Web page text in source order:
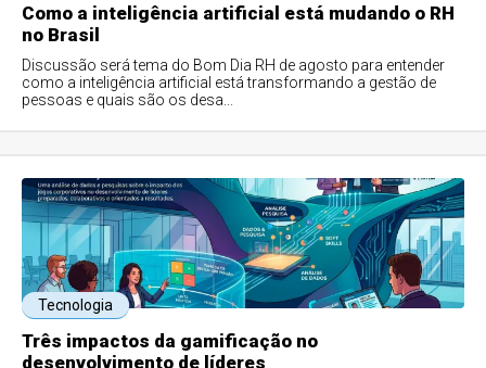
Como a inteligência artificial está mudando o RH
no Brasil
Discussão será tema do Bom Dia RH de agosto para entender
como a inteligência artificial está transformando a gestão de
pessoas e quais são os desa...
Tecnologia
Três impactos da gamificação no
desenvolvimento de líderes